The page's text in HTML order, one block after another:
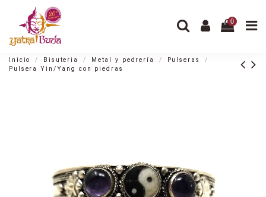
0
Inicio Bisuteria Metal y pedrería
Pulseras
Pulsera Yin/Yang con piedras